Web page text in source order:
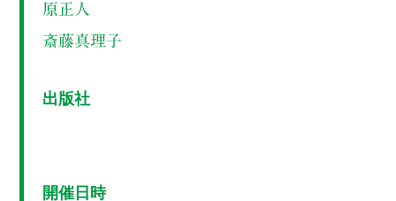
原正人
斎藤真理子
出版社
開催日時